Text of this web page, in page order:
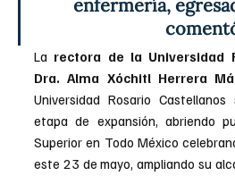
enfermería,
La rectora de la Universidad
Dra. Alma Xóchitl Herrera
Universidad Rosario
etapa de expansión, abriendo
Superior en Todo México
este 23 de mayo, ampliando su